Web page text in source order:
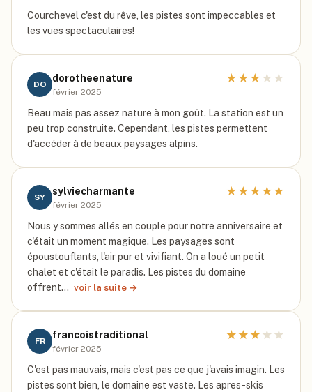
Courchevel c'est du rêve, les pistes sont impeccables et
les vues spectaculaires!
DO
dorotheenature
février 2025
★ ★ ★ ★ ★
Beau mais pas assez nature à mon goût. La station est un
peu trop construite. Cependant, les pistes permettent
d'accéder à de beaux paysages alpins.
SY
sylviecharmante
février 2025
★ ★ ★ ★ ★
Nous y sommes allés en couple pour notre anniversaire et
c'était un moment magique. Les paysages sont
époustouflants, l'air pur et vivifiant. On a loué un petit
chalet et c'était le paradis. Les pistes du domaine
offrent… voir la suite →
FR
francoistraditional
février 2025
★ ★ ★ ★ ★
C'est pas mauvais, mais c'est pas ce que j'avais imagin. Les
pistes sont bien, le domaine est vaste. Les apres-skis